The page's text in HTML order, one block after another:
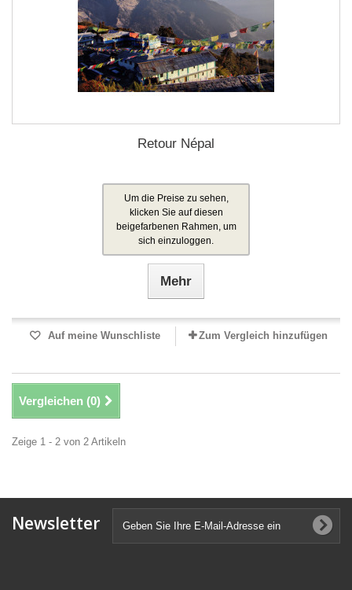
Retour Népal
Um die Preise zu sehen,
klicken Sie auf diesen
beigefarbenen Rahmen, um
sich einzuloggen.
Mehr
Auf meine Wunschliste Zum Vergleich hinzufügen
Vergleichen (0)
Zeige 1 - 2 von 2 Artikeln
Newsletter